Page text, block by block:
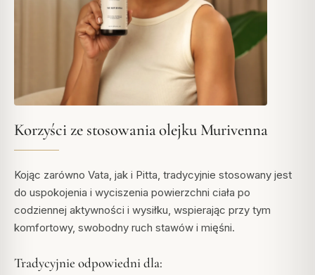
Korzyści ze stosowania olejku Murivenna
Kojąc zarówno Vata, jak i Pitta, tradycyjnie stosowany jest
do uspokojenia i wyciszenia powierzchni ciała po
codziennej aktywności i wysiłku, wspierając przy tym
komfortowy, swobodny ruch stawów i mięśni.
Tradycyjnie odpowiedni dla: